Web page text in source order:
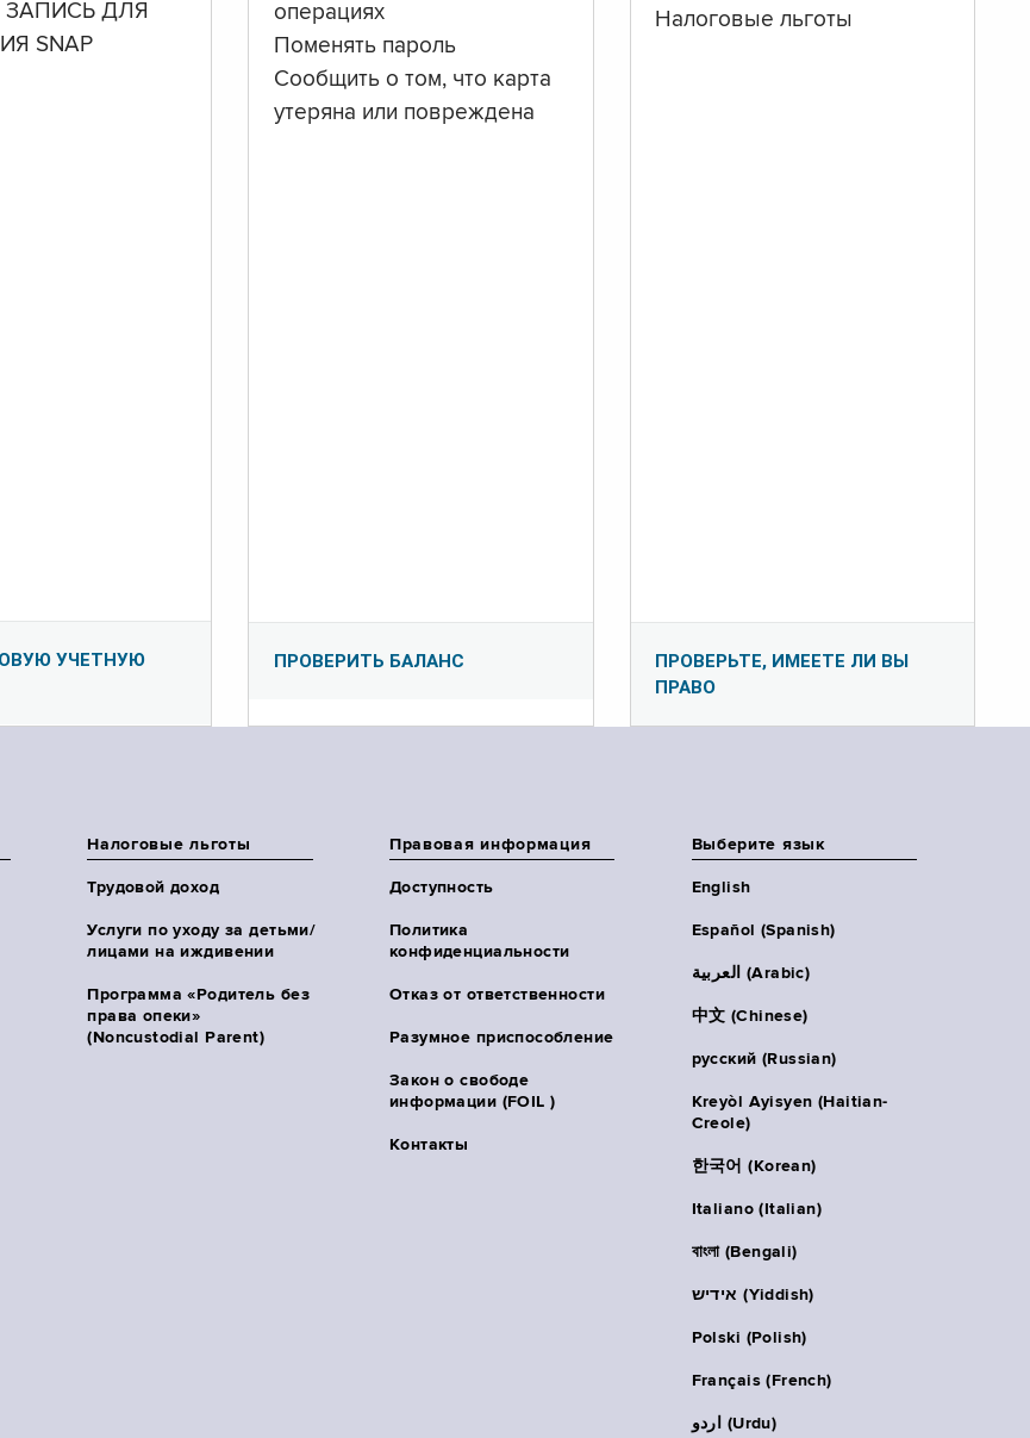
ДЛЯ
SNAP
УЧЕТНУЮ
операциях
Поменять пароль
Сообщить о том, что карта
утеряна или повреждена
ПРОВЕРИТЬ БАЛАНС
Налоговые льготы
ПРОВЕРЬТЕ, ИМЕЕТЕ ЛИ ВЫ
ПРАВО
Налоговые льготы
Трудовой доход
Услуги по уходу за детьми/
лицами на иждивении
Программа «Родитель без
права опеки»
(Noncustodial Parent)
Правовая информация
Доступность
Политика
конфиденциальности
Отказ от ответственности
Разумное приспособление
Закон о свободе
информации (FOIL )
Контакты
Выберите язык
English
Español (Spanish)
العربية (Arabic)
中文 (Chinese)
русский (Russian)
Kreyòl Ayisyen (Haitian-
Creole)
한국어 (Korean)
Italiano (Italian)
বাংলা (Bengali)
אידיש (Yiddish)
Polski (Polish)
Français (French)
اردو (Urdu)